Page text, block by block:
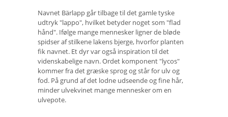
Navnet Bärlapp går tilbage til det gamle tyske
udtryk "lappo", hvilket betyder noget som "flad
hånd". Ifølge mange mennesker ligner de bløde
spidser af stilkene lakens bjerge, hvorfor planten
fik navnet. Et dyr var også inspiration til det
videnskabelige navn. Ordet komponent "lycos"
kommer fra det græske sprog og står for ulv og
fod. På grund af det lodne udseende og fine hår,
minder ulvekvinet mange mennesker om en
ulvepote.